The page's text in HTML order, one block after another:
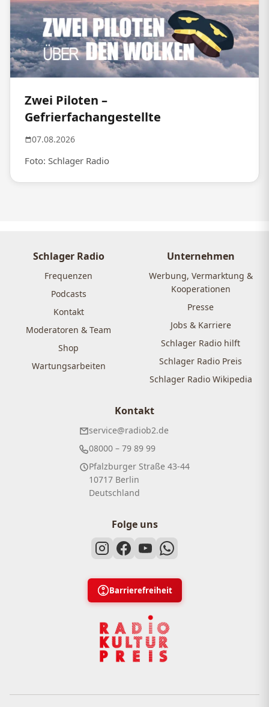
Zwei Piloten –
Gefrierfachangestellte
07.08.2026
Foto: Schlager Radio
Schlager Radio
Frequenzen
Podcasts
Kontakt
Moderatoren & Team
Shop
Wartungsarbeiten
Unternehmen
Werbung, Vermarktung &
Kooperationen
Presse
Jobs & Karriere
Schlager Radio hilft
Schlager Radio Preis
Schlager Radio Wikipedia
Kontakt
service@radiob2.de
08000 – 79 89 99
Pfalzburger Straße 43-44
10717 Berlin
Deutschland
Folge uns
Barrierefreiheit